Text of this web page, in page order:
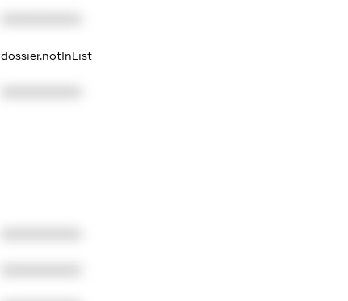
dossier.notInList